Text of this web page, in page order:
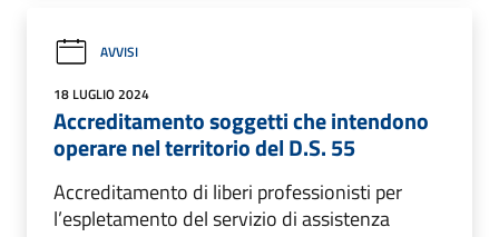
AVVISI
18 LUGLIO 2024
Accreditamento soggetti che intendono
operare nel territorio del D.S. 55
Accreditamento di liberi professionisti per
l’espletamento del servizio di assistenza